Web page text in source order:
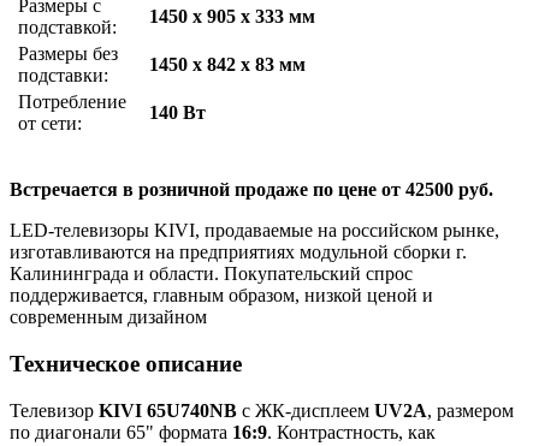
Размеры с
подставкой:
1450 x 905 x 333 мм
Размеры без
подставки:
1450 x 842 x 83 мм
Потребление
от сети:
140 Вт
Встречается в розничной продаже по цене от 42500 руб.
LED-телевизоры KIVI, продаваемые на российском рынке,
изготавливаются на предприятиях модульной сборки г.
Калининграда и области. Покупательский спрос
поддерживается, главным образом, низкой ценой и
современным дизайном
Техническое описание
Телевизор KIVI 65U740NB с ЖК-дисплеем UV2A, размером
по диагонали 65" формата 16:9. Контрастность, как